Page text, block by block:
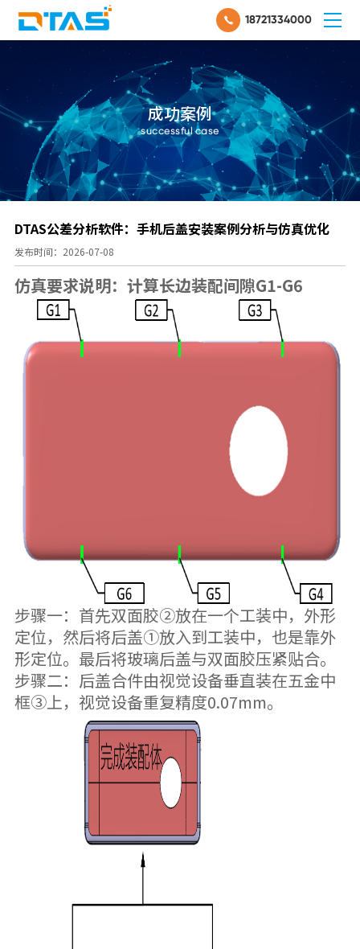
18721334000
成功案例
successful case
DTAS公差分析软件：手机后盖安装案例分析与仿真优化
发布时间：2026-07-08
仿真要求说明：计算长边装配间隙G1-G6
步骤一：首先双面胶②放在一个工装中，外形
定位，然后将后盖①放入到工装中，也是靠外
形定位。最后将玻璃后盖与双面胶压紧贴合。
步骤二：后盖合件由视觉设备垂直装在五金中
框③上，视觉设备重复精度0.07mm。